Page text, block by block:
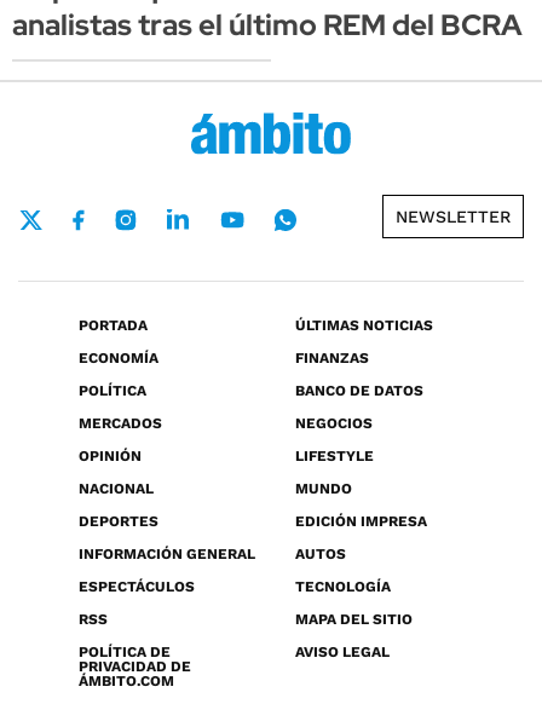
analistas tras el último REM del BCRA
NEWSLETTER
PORTADA
ÚLTIMAS NOTICIAS
ECONOMÍA
FINANZAS
POLÍTICA
BANCO DE DATOS
MERCADOS
NEGOCIOS
OPINIÓN
LIFESTYLE
NACIONAL
MUNDO
DEPORTES
EDICIÓN IMPRESA
INFORMACIÓN GENERAL
AUTOS
ESPECTÁCULOS
TECNOLOGÍA
RSS
MAPA DEL SITIO
POLÍTICA DE
PRIVACIDAD DE
ÁMBITO.COM
AVISO LEGAL